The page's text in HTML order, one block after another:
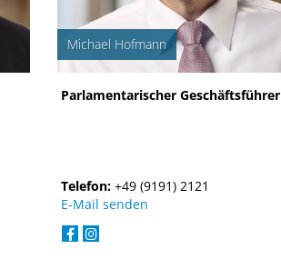
Michael Hofmann
Parlamentarischer Geschäftsführer
Telefon: +49 (9191) 2121
E-Mail senden